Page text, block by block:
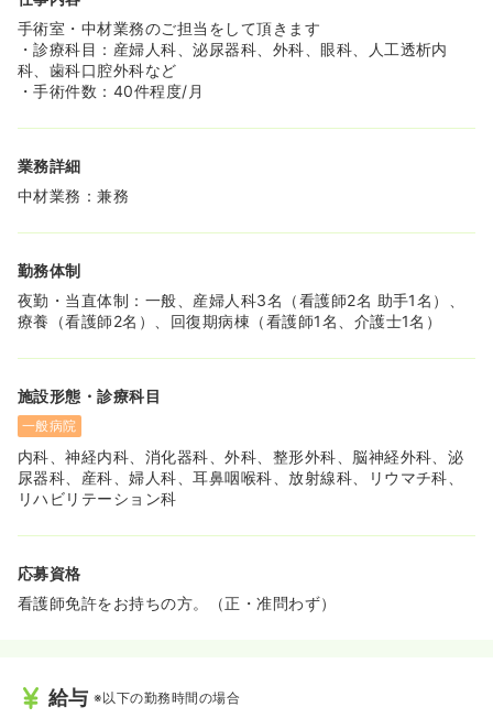
手術室・中材業務のご担当をして頂きます
・診療科目：産婦人科、泌尿器科、外科、眼科、人工透析内
科、歯科口腔外科など
・手術件数：40件程度/月
業務詳細
中材業務：兼務
勤務体制
夜勤・当直体制：一般、産婦人科3名（看護師2名 助手1名）、
療養（看護師2名）、回復期病棟（看護師1名、介護士1名）
施設形態・診療科目
一般病院
内科、神経内科、消化器科、外科、整形外科、脳神経外科、泌
尿器科、産科、婦人科、耳鼻咽喉科、放射線科、リウマチ科、
リハビリテーション科
応募資格
看護師免許をお持ちの方。（正・准問わず）
給与 ※以下の勤務時間の場合